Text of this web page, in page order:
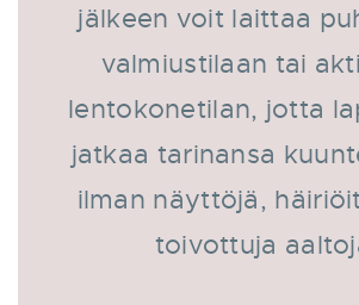
jälkeen voit laittaa
valmiustilaan tai
lentokonetilan, jotta
jatkaa tarinansa
ilman näyttöjä,
toivottuja